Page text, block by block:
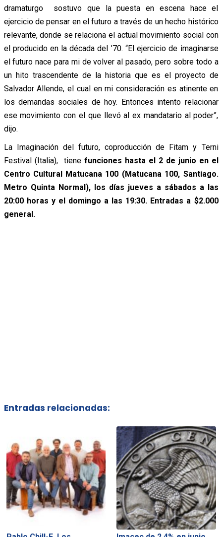
dramaturgo sostuvo que la puesta en escena hace el
ejercicio de pensar en el futuro a través de un hecho histórico
relevante, donde se relaciona el actual movimiento social con
el producido en la década del ’70. “El ejercicio de imaginarse
el futuro nace para mi de volver al pasado, pero sobre todo a
un hito trascendente de la historia que es el proyecto de
Salvador Allende, el cual en mi consideración es atinente en
los demandas sociales de hoy. Entonces intento relacionar
ese movimiento con el que llevó al ex mandatario al poder”,
dijo.
La Imaginación del futuro, coproducción de Fitam y Terni
Festival (Italia), tiene funciones hasta el 2 de junio en el
Centro Cultural Matucana 100 (Matucana 100, Santiago.
Metro Quinta Normal), los días jueves a sábados a las
20:00 horas y el domingo a las 19:30. Entradas a $2.000
general.
Entradas relacionadas: